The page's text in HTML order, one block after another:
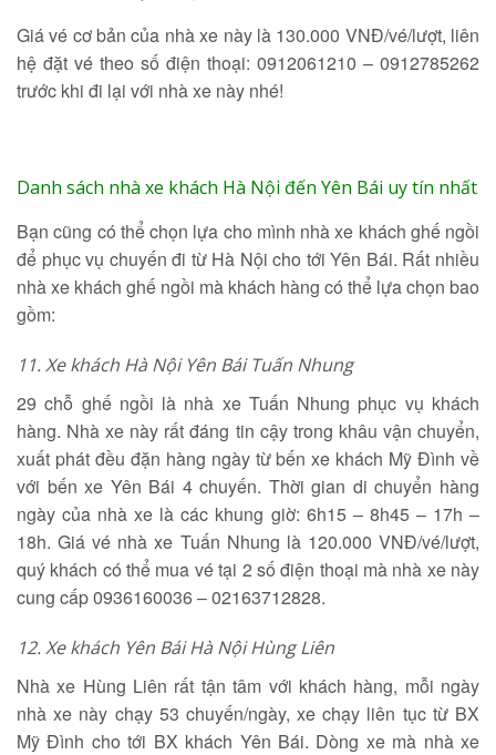
Giá vé cơ bản của nhà xe này là 130.000 VNĐ/vé/lượt, liên
hệ đặt vé theo số điện thoại: 0912061210 – 0912785262
trước khi đi lại với nhà xe này nhé!
Danh sách nhà xe khách Hà Nội đến Yên Bái uy tín nhất
Bạn cũng có thể chọn lựa cho mình nhà xe khách ghế ngồi
để phục vụ chuyến đi từ Hà Nội cho tới Yên Bái. Rất nhiều
nhà xe khách ghế ngồi mà khách hàng có thể lựa chọn bao
gồm:
11.Xe khách Hà Nội Yên Bái Tuấn Nhung
29 chỗ ghế ngồi là nhà xe Tuấn Nhung phục vụ khách
hàng. Nhà xe này rất đáng tin cậy trong khâu vận chuyển,
xuất phát đều đặn hàng ngày từ bến xe khách Mỹ Đình về
với bến xe Yên Bái 4 chuyến. Thời gian di chuyển hàng
ngày của nhà xe là các khung giờ: 6h15 – 8h45 – 17h –
18h. Giá vé nhà xe Tuấn Nhung là 120.000 VNĐ/vé/lượt,
quý khách có thể mua vé tại 2 số điện thoại mà nhà xe này
cung cấp 0936160036 – 02163712828.
12.Xe khách Yên Bái Hà Nội Hùng Liên
Nhà xe Hùng Liên rất tận tâm với khách hàng, mỗi ngày
nhà xe này chạy 53 chuyến/ngày, xe chạy liên tục từ BX
Mỹ Đình cho tới BX khách Yên Bái. Dòng xe mà nhà xe